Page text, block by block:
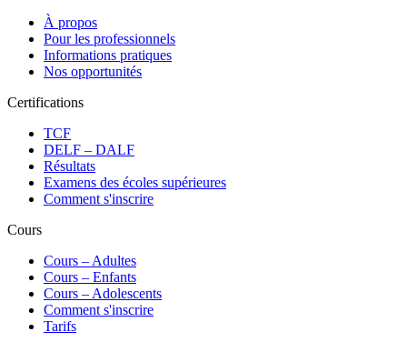
À propos
Pour les professionnels
Informations pratiques
Nos opportunités
Certifications
TCF
DELF – DALF
Résultats
Examens des écoles supérieures
Comment s'inscrire
Cours
Сours – Adultes
Cours – Enfants
Cours – Adolescents
Comment s'inscrire
Tarifs